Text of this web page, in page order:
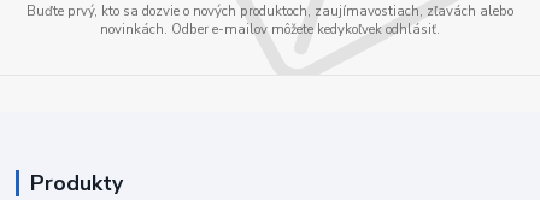
Buďte prvý, kto sa dozvie o nových produktoch, zaujímavostiach, zľavách alebo
novinkách. Odber e-mailov môžete kedykoľvek odhlásiť.
Produkty